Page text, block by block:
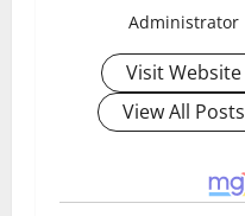
Administrator
Visit Website
View All Posts